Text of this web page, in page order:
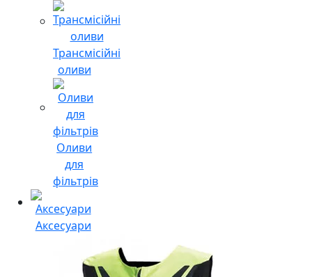
Трансмісійні
оливи
Оливи
для
фільтрів
Аксесуари